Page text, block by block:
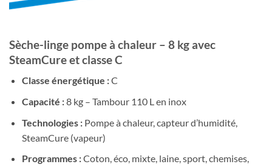
Sèche-linge pompe à chaleur – 8 kg avec
SteamCure et classe C
Classe énergétique :C
Capacité :8 kg – Tambour 110 L en inox
Technologies : Pompe à chaleur, capteur d’humidité,
SteamCure (vapeur)
Programmes :Coton, éco, mixte, laine, sport, chemises,